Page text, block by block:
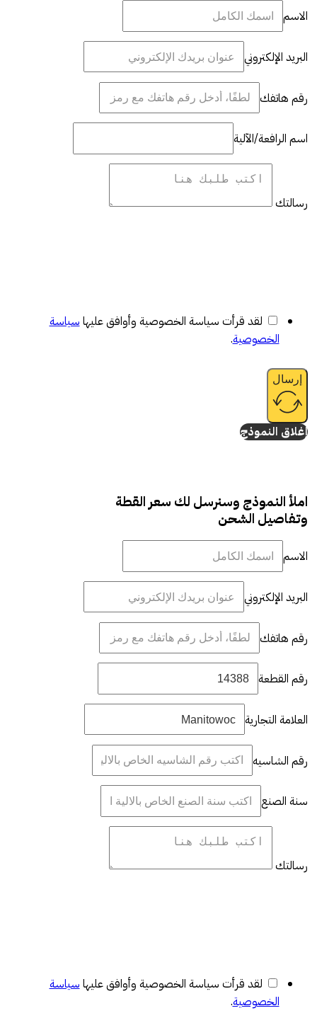
الاسم
البريد الإلكتروني
رقم هاتفك
اسم الرافعة/الآلية
رسالتك
لقد قرأت سياسة الخصوصية وأوافق عليها سياسة
الخصوصية.
إرسال
إغلاق النموذج
املأ النموذج وسنرسل لك سعر القطة
وتفاصيل الشحن
الاسم
البريد الإلكتروني
رقم هاتفك
رقم القطعة
العلامة التجارية
رقم الشاسيه
سنة الصنع
رسالتك
لقد قرأت سياسة الخصوصية وأوافق عليها سياسة
الخصوصية.